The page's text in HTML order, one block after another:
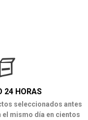
24 HORAS
seleccionados antes
mismo día en cientos